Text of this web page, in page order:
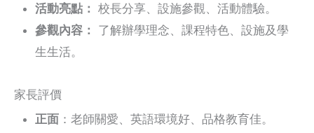
活動亮點： 校長分享、設施參觀、活動體驗。
參觀內容：
了解辦學理念、課程特色、設施及學
生生活。
家長評價
正面 ：老師關愛、英語環境好、品格教育佳。